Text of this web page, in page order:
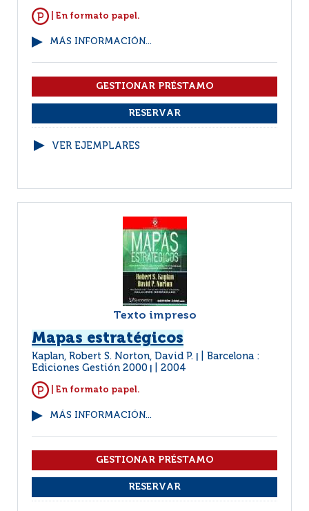
| En formato papel.
MÁS INFORMACIÓN...
VER EJEMPLARES
Texto impreso
Mapas estratégicos
Kaplan, Robert S. Norton, David P.
Barcelona :
Ediciones Gestión 2000
2004
| En formato papel.
MÁS INFORMACIÓN...